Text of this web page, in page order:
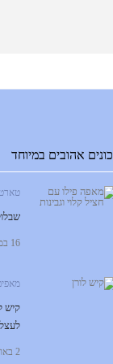
אהובים במיוחד
16 במאי 2019
קיש
2 באוקטובר 2018